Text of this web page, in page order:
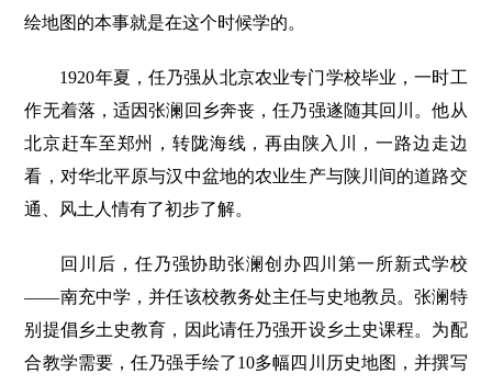
绘地图的本事就是在这个时候学的。
1920年夏，任乃强从北京农业专门学校毕业，一时工
作无着落，适因张澜回乡奔丧，任乃强遂随其回川。他从
北京赶车至郑州，转陇海线，再由陕入川，一路边走边
看，对华北平原与汉中盆地的农业生产与陕川间的道路交
通、风土人情有了初步了解。
回川后，任乃强协助张澜创办四川第一所新式学校
——南充中学，并任该校教务处主任与史地教员。张澜特
别提倡乡土史教育，因此请任乃强开设乡土史课程。为配
合教学需要，任乃强手绘了10多幅四川历史地图，并撰写